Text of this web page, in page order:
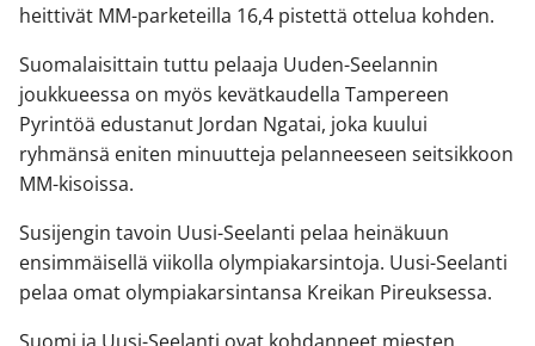
heittivät MM-parketeilla 16,4 pistettä ottelua kohden.
Suomalaisittain tuttu pelaaja Uuden-Seelannin
joukkueessa on myös kevätkaudella Tampereen
Pyrintöä edustanut Jordan Ngatai, joka kuului
ryhmänsä eniten minuutteja pelanneeseen seitsikkoon
MM-kisoissa.
Susijengin tavoin Uusi-Seelanti pelaa heinäkuun
ensimmäisellä viikolla olympiakarsintoja. Uusi-Seelanti
pelaa omat olympiakarsintansa Kreikan Pireuksessa.
Suomi ja Uusi-Seelanti ovat kohdanneet miesten